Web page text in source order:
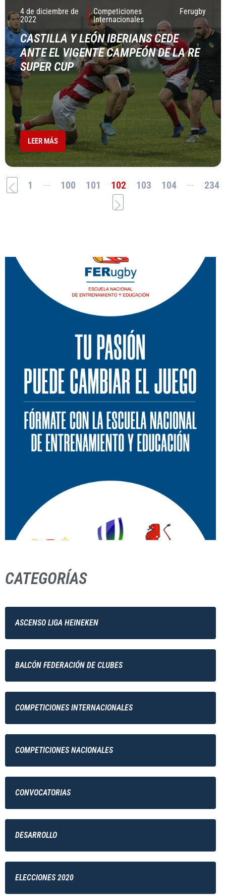
4 de diciembre de
2022
Competiciones
Internacionales
Ferugby
CASTILLA Y LEÓN IBERIANS CEDE
ANTE EL VIGENTE CAMPEÓN DE LA RE
SUPER CUP
LEER MÁS
1 ... 100 101 102 103 104 ... 234
CATEGORÍAS
ASCENSO LIGA HEINEKEN
BALCÓN FEDERACIÓN DE CLUBES
COMPETICIONES INTERNACIONALES
COMPETICIONES NACIONALES
CONVOCATORIAS
DESARROLLO
ELECCIONES 2020